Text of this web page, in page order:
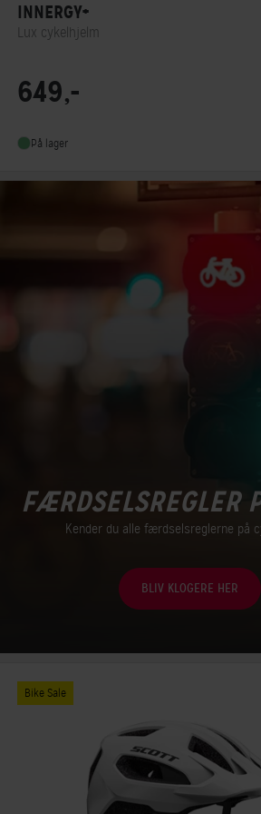
INNERGY+
Lux cykelhjelm
Indbygget lygte
649,-
På lager
FÆRDSELSREGLER
Kender du alle færdselsreglerne på
BLIV KLOGERE HER
Bike Sale